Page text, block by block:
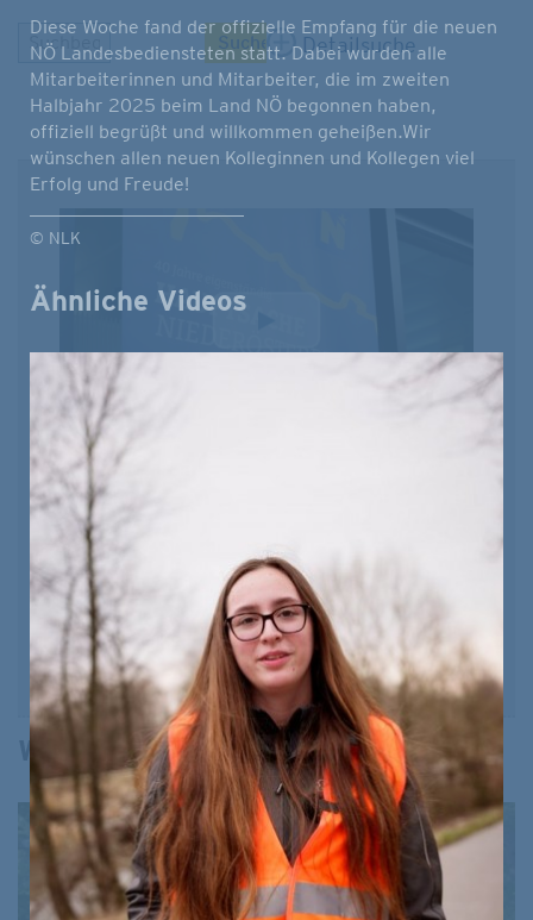
Detailsuche
NÖ Aktuell / NÖ History
10.07.2026 | 16:31 | Dauer: 00:00:29
40 Jahre Landeshauptstadt
Am 10. Juli 1986 entschied sich
Niederösterreich für St. Pölten als
Landeshauptstadt. 40 Jahre ...
Weitere Videos
Diese Woche fand der offizielle Empfang für die neuen
NÖ Landesbediensteten statt. Dabei wurden alle
Mitarbeiterinnen und Mitarbeiter, die im zweiten
Halbjahr 2025 beim Land NÖ begonnen haben,
offiziell begrüßt und willkommen geheißen.Wir
wünschen allen neuen Kolleginnen und Kollegen viel
Erfolg und Freude!
© NLK
Ähnliche Videos